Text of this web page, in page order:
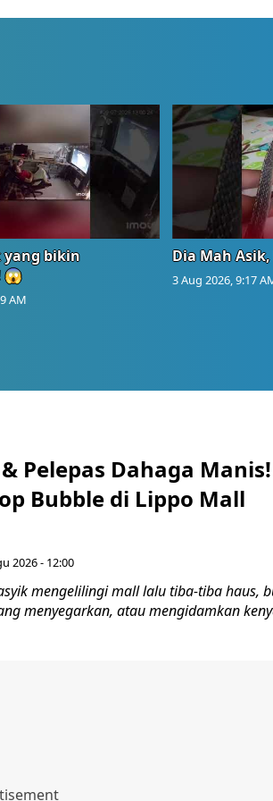
bikin
😱
AM
Dia Mah
3 Aug 2026, 9:17
Pelepas Dahaga Manis!
Bubble di Lippo Mall
2026 - 12:00
mengelilingi mall lalu tiba-tiba haus,
menyegarkan, atau mengidamkan